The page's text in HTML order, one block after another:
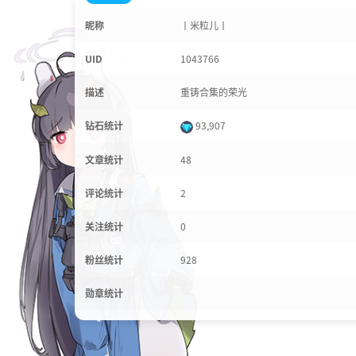
昵称 丨米粒儿丨
UID 1043766
描述 重铸合集的荣光
钻石统计 93,907
文章统计 48
评论统计 2
关注统计 0
粉丝统计 928
勋章统计